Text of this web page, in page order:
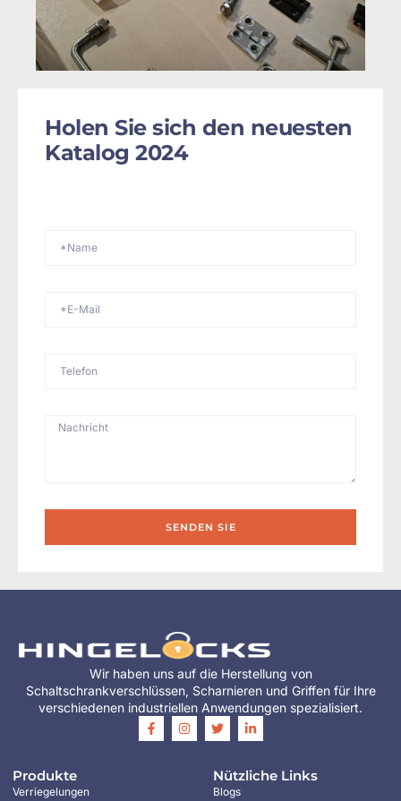
Holen Sie sich den neuesten
Katalog 2024
SENDEN SIE
Wir haben uns auf die Herstellung von
Schaltschrankverschlüssen, Scharnieren und Griffen für Ihre
verschiedenen industriellen Anwendungen spezialisiert.
Produkte
Verriegelungen
Nützliche Links
Blogs